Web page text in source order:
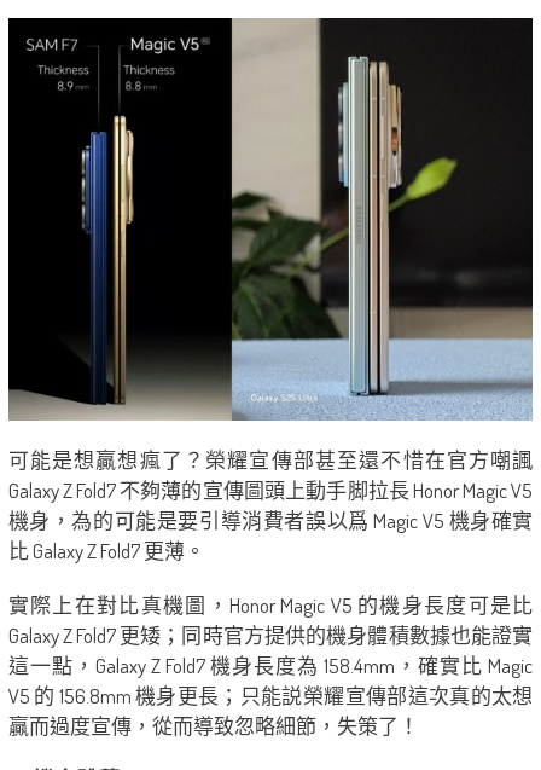
可能是想贏想瘋了？榮耀宣傳部甚至還不惜在官方嘲諷
Galaxy Z Fold7 不夠薄的宣傳圖頭上動手脚拉長 Honor Magic V5
機身，為的可能是要引導消費者誤以爲 Magic V5 機身確實
比 Galaxy Z Fold7 更薄。
實際上在對比真機圖，Honor Magic V5 的機身長度可是比
Galaxy Z Fold7 更矮；同時官方提供的機身體積數據也能證實
這一點，Galaxy Z Fold7 機身長度為 158.4mm，確實比 Magic
V5 的 156.8mm 機身更長；只能説榮耀宣傳部這次真的太想
贏而過度宣傳，從而導致忽略細節，失策了！